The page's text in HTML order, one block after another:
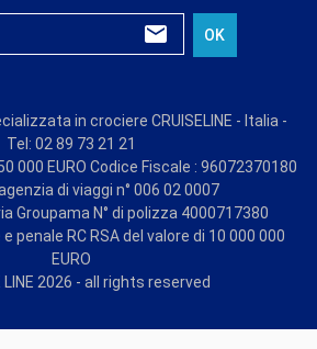
OK
in crociere CRUISELINE - Italia -
Tel: 02 89 73 21 21
000 EURO Codice Fiscale : 96072370180
di viaggi n° 006 02 0007
Groupama N° di polizza 4000717380
penale RC RSA del valore di 10 000 000
EURO
LINE 2026 - all rights reserved